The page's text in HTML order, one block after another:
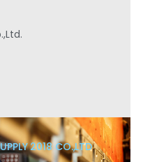
2018 CO.,LTD